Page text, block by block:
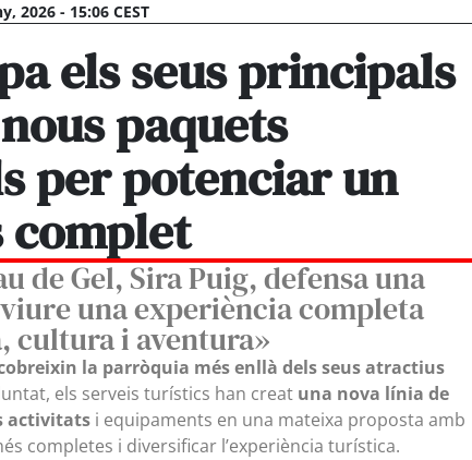
2026 - 15:06 CEST
els seus principals
paquets
per potenciar un
complet
de Gel, Sira Puig, defensa una
una experiència completa
cultura i aventura»
la parròquia més enllà dels seus atractius
els serveis turístics han creat una nova línia de
activitats i equipaments en una mateixa proposta amb
completes i diversificar l’experiència turística.